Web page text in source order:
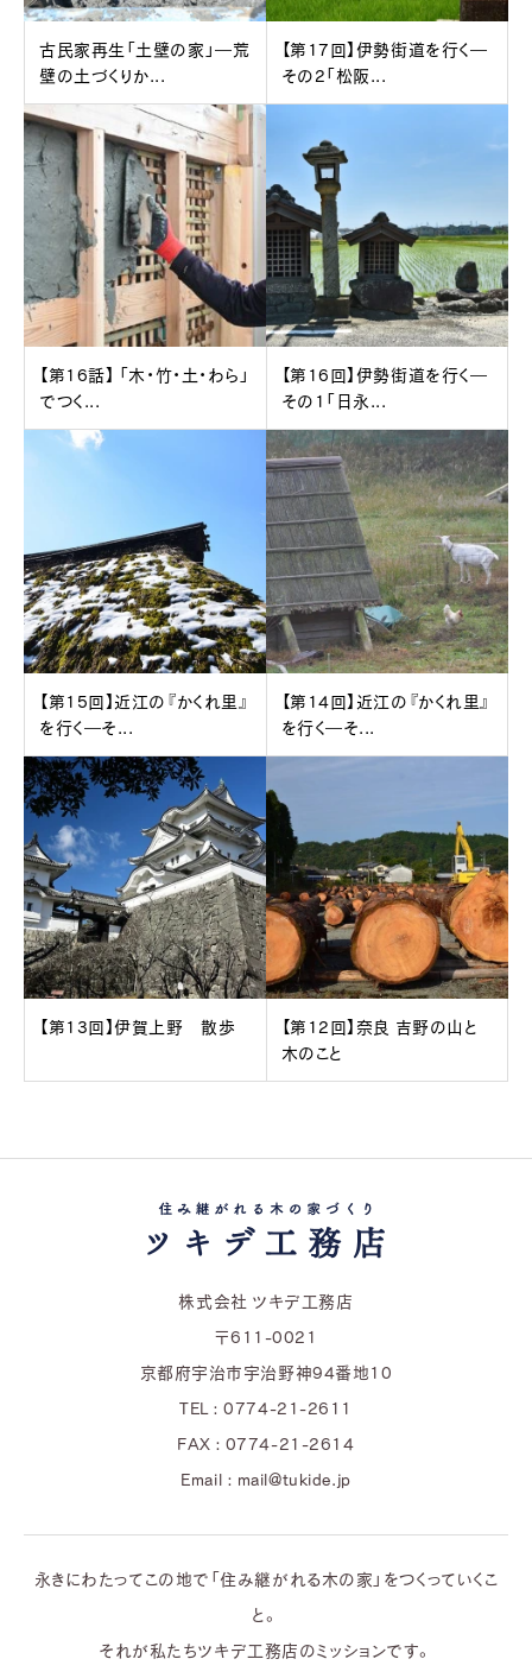
古民家再生「土壁の家」―荒
壁の土づくりか...
【第17回】伊勢街道を行く―
その2「松阪...
【第16話】 「木・竹・土・わら」
でつく...
【第16回】伊勢街道を行く―
その1「日永...
【第15回】近江の『かくれ里』
を行く―そ...
【第14回】近江の『かくれ里』
を行く―そ...
【第13回】伊賀上野 散歩
【第12回】奈良 吉野の山と
木のこと
株式会社 ツキデ工務店
〒611-0021
京都府宇治市宇治野神94番地10
TEL : 0774-21-2611
FAX : 0774-21-2614
Email : mail@tukide.jp
永きにわたってこの地で「住み継がれる木の家」をつくっていくこ
と。
それが私たちツキデ工務店のミッションです。